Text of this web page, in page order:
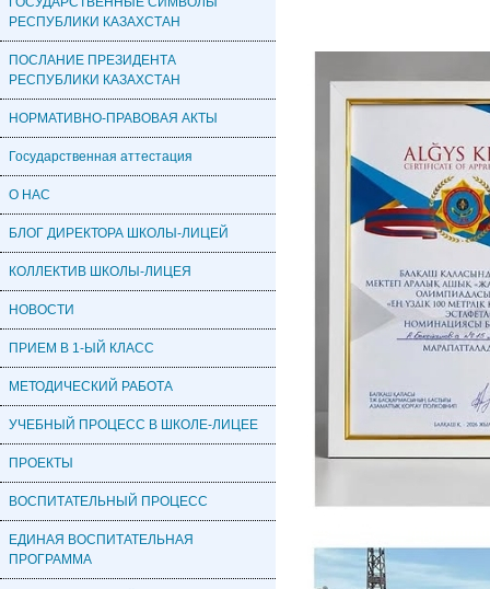
РЕСПУБЛИКИ КАЗАХСТАН
ПОСЛАНИЕ ПРЕЗИДЕНТА
РЕСПУБЛИКИ КАЗАХСТАН
НОРМАТИВНО-ПРАВОВАЯ АКТЫ
Государственная аттестация
О НАС
БЛОГ ДИРЕКТОРА ШКОЛЫ-ЛИЦЕЙ
КОЛЛЕКТИВ ШКОЛЫ-ЛИЦЕЯ
НОВОСТИ
ПРИЕМ В 1-ЫЙ КЛАСС
МЕТОДИЧЕСКИЙ РАБОТА
УЧЕБНЫЙ ПРОЦЕСС В ШКОЛЕ-ЛИЦЕЕ
ПРОЕКТЫ
ВОСПИТАТЕЛЬНЫЙ ПРОЦЕСС
ЕДИНАЯ ВОСПИТАТЕЛЬНАЯ
ПРОГРАММА